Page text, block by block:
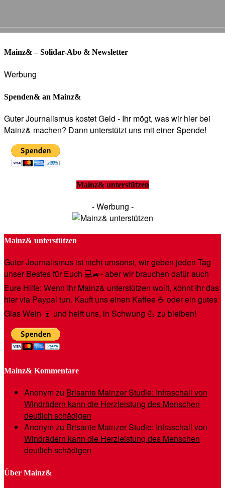
Mainz& – Solidar-Abo & Newsletter
Werbung
Spenden& an Mainz&
Guter Journalismus kostet Geld - Ihr mögt, was wir hier bei
Mainz& machen? Dann unterstützt uns mit einer Spende!
Mainz& unterstützen
- Werbung -
Mainz& unterstützen
Guter Journalismus ist nicht umsonst, wir geben jeden Tag
unser Bestes für Euch 💻🚙- aber wir brauchen dafür auch
Eure Hilfe: Wenn Ihr Mainz& unterstützen wollt, könnt Ihr das
hier via Paypal tun. Kauft uns einen Kaffee ☕️ oder ein gutes
Glas Wein 🍷 und helft uns, in Schwung 💪 zu bleiben!
Mainz& Kommentare
Anonymzu Brisante Mainzer Studie: Infraschall von
Windrädern kann die Herzleistung des Menschen
deutlich schädigen
Anonymzu Brisante Mainzer Studie: Infraschall von
Windrädern kann die Herzleistung des Menschen
deutlich schädigen
Über Mainz&